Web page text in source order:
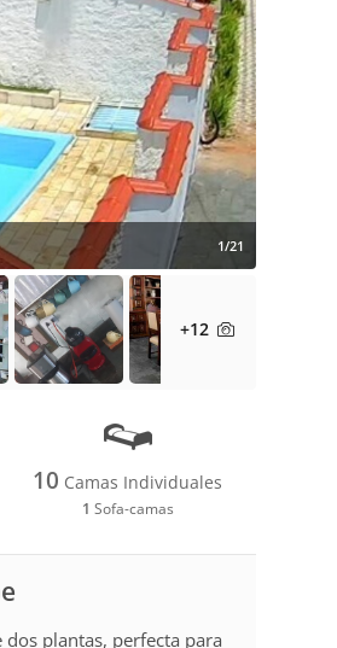
1/21
+12
10 Camas Individuales
1 Sofa-camas
plantas, perfecta para